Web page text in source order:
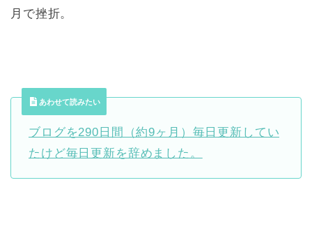
月で挫折。
あわせて読みたい
ブログを290日間（約9ヶ月）毎日更新してい
たけど毎日更新を辞めました。